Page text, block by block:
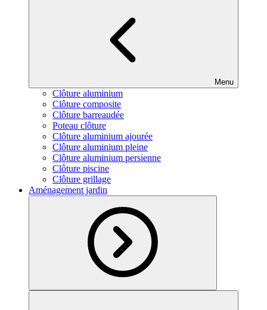
Menu
Clôture aluminium
Clôture composite
Clôture barreaudée
Poteau clôture
Clôture aluminium ajourée
Clôture aluminium pleine
Clôture aluminium persienne
Clôture piscine
Clôture grillage
Aménagement jardin